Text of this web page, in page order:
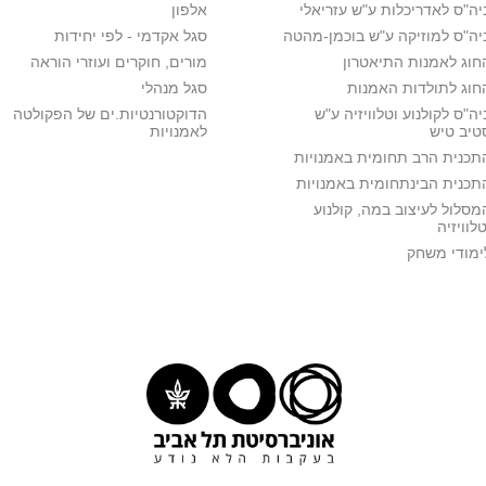
מבוא לתיאוריות קולנועיות
פרופ' יוסף רז
שיעור
16:00-18:00
יסודות
סדנה
18:00
0851655106
תרגיל במבע קולנועי 1
לאדריכלות ע"ש עזריאלי
למוזיקה ע"ש בוכמן-מהטה
לאמנות התיאטרון
לתולדות האמנות
לקולנוע וטלוויזיה ע"ש
טיש
הרב תחומית באמנויות
הבינתחומית באמנויות
לעיצוב במה, קולנוע
משחק
אלפון
סגל אקדמי - לפי יחידות
מורים, חוקרים ועוזרי הוראה
סגל מנהלי
הדוקטורנטיות.ים של הפקולטה
לאמנויות